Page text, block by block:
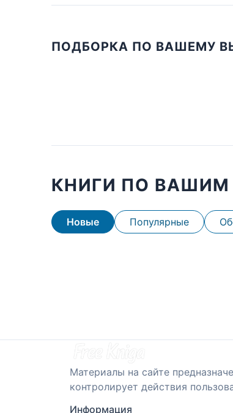
ПОДБОРКА ПО ВАШЕМУ
КНИГИ ПО
Новые Популярные
Материалы на сайте
контролирует действия
Информация